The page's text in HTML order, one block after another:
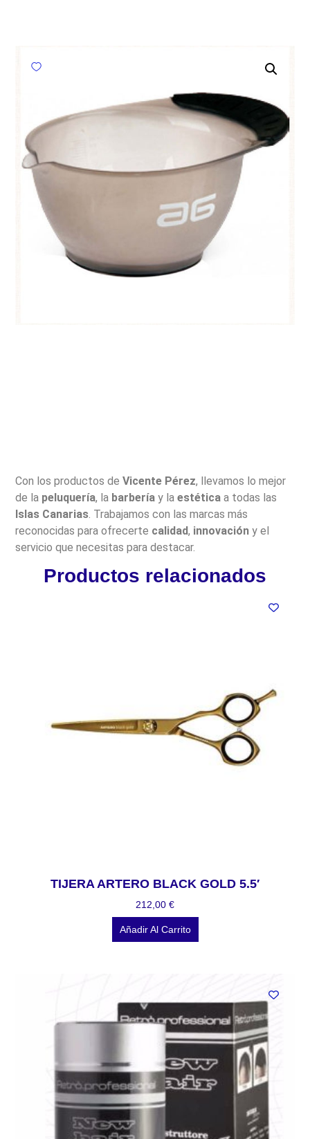
Con los productos deVicente Pérez, llevamos lo mejor
de la peluquería, la barbería y laestética a todas las
Islas Canarias . Trabajamos con las marcas más
reconocidas para ofrecerte calidad, innovación y el
servicio que necesitas para destacar.
Productos relacionados
TIJERA ARTERO BLACK GOLD 5.5′
212,00 €
Añadir Al Carrito